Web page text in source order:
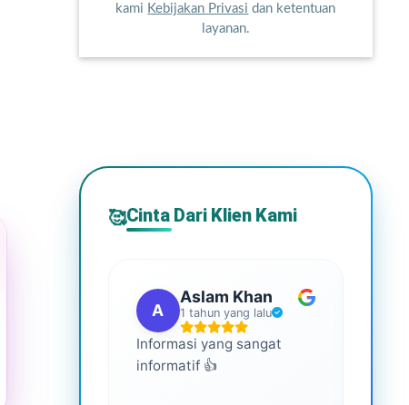
kami Kebijakan Privasi dan ketentuan
layanan.
🥰Cinta Dari Klien Kami
A
Aslam Khan
1 tahun yang lalu
Informasi yang sangat
informatif 👍